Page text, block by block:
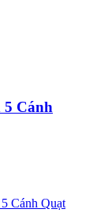
5 Cánh